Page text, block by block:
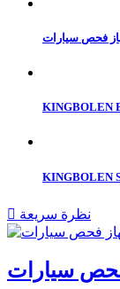
KINGBOLEN
KINGBOLEN
 نظرة سريعة